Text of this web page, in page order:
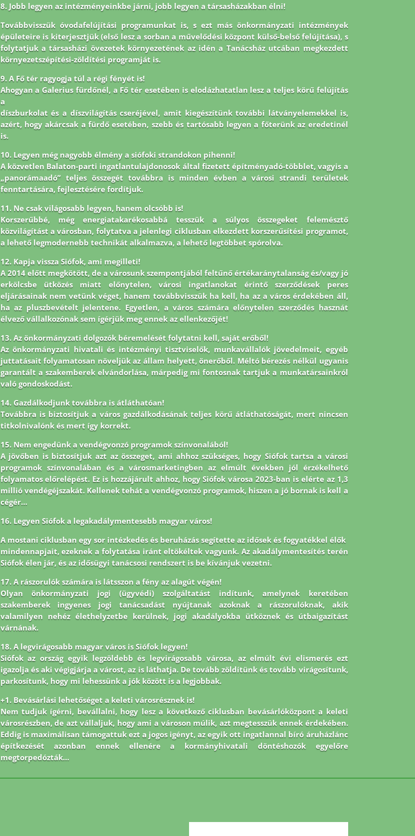
8. Jobb legyen az intézményeinkbe járni, jobb legyen a társasházakban élni!
Továbbvisszük óvodafelújítási programunkat is, s ezt más önkormányzati intézmények
épületeire is kiterjesztjük (első lesz a sorban a művelődési központ külső-belső felújítása), s
folytatjuk a társasházi övezetek környezetének az idén a Tanácsház utcában megkezdett
környezetszépítési-zöldítési programját is.
9. A Fő tér ragyogja túl a régi fényét is!
Ahogyan a Galerius fürdőnél, a Fő tér esetében is elodázhatatlan lesz a teljes körű felújítás
a
díszburkolat és a díszvilágítás cseréjével, amit kiegészítünk további látványelemekkel is,
azért, hogy akárcsak a fürdő esetében, szebb és tartósabb legyen a főterünk az eredetinél
is.
10. Legyen még nagyobb élmény a siófoki strandokon pihenni!
A közvetlen Balaton-parti ingatlantulajdonosok által fizetett építményadó-többlet, vagyis a
„panorámaadó” teljes összegét továbbra is minden évben a városi strandi területek
fenntartására, fejlesztésére fordítjuk.
11. Ne csak világosabb legyen, hanem olcsóbb is!
Korszerűbbé, még energiatakarékosabbá tesszük a súlyos összegeket felemésztő
közvilágítást a városban, folytatva a jelenlegi ciklusban elkezdett korszerűsítési programot,
a lehető legmodernebb technikát alkalmazva, a lehető legtöbbet spórolva.
12. Kapja vissza Siófok, ami megilleti!
A 2014 előtt megkötött, de a városunk szempontjából feltűnő értékaránytalanság és/vagy jó
erkölcsbe ütközés miatt előnytelen, városi ingatlanokat érintő szerződések peres
eljárásainak nem vetünk véget, hanem továbbvisszük ha kell, ha az a város érdekében áll,
ha az pluszbevételt jelentene. Egyetlen, a város számára előnytelen szerződés hasznát
élvező vállalkozónak sem ígérjük meg ennek az ellenkezőjét!
13. Az önkormányzati dolgozók béremelését folytatni kell, saját erőből!
Az önkormányzati hivatali és intézményi tisztviselők, munkavállalók jövedelmeit, egyéb
juttatásait folyamatosan növeljük az állam helyett, önerőből. Méltó bérezés nélkül ugyanis
garantált a szakemberek elvándorlása, márpedig mi fontosnak tartjuk a munkatársainkról
való gondoskodást.
14. Gazdálkodjunk továbbra is átláthatóan!
Továbbra is biztosítjuk a város gazdálkodásának teljes körű átláthatóságát, mert nincsen
titkolnivalónk és mert így korrekt.
15. Nem engedünk a vendégvonzó programok színvonalából!
A jövőben is biztosítjuk azt az összeget, ami ahhoz szükséges, hogy Siófok tartsa a városi
programok színvonalában és a városmarketingben az elmúlt években jól érzékelhető
folyamatos előrelépést. Ez is hozzájárult ahhoz, hogy Siófok városa 2023-ban is elérte az 1,3
millió vendégéjszakát. Kellenek tehát a vendégvonzó programok, hiszen a jó bornak is kell a
cégér…
16. Legyen Siófok a legakadálymentesebb magyar város!
A mostani ciklusban egy sor intézkedés és beruházás segítette az idősek és fogyatékkel élők
mindennapjait, ezeknek a folytatása iránt eltökéltek vagyunk. Az akadálymentesítés terén
Siófok élen jár, és az idősügyi tanácsosi rendszert is be kívánjuk vezetni.
17. A rászorulók számára is látsszon a fény az alagút végén!
Olyan önkormányzati jogi (ügyvédi) szolgáltatást indítunk, amelynek keretében
szakemberek ingyenes jogi tanácsadást nyújtanak azoknak a rászorulóknak, akik
valamilyen nehéz élethelyzetbe kerülnek, jogi akadályokba ütköznek és útbaigazítást
várnának.
18. A legvirágosabb magyar város is Siófok legyen!
Siófok az ország egyik legzöldebb és legvirágosabb városa, az elmúlt évi elismerés ezt
igazolja és aki végigjárja a várost, az is láthatja. De tovább zöldítünk és tovább virágosítunk,
parkosítunk, hogy mi lehessünk a jók között is a legjobbak.
+1. Bevásárlási lehetőséget a keleti városrésznek is!
Nem tudjuk ígérni, bevállalni, hogy lesz a következő ciklusban bevásárlóközpont a keleti
városrészben, de azt vállaljuk, hogy ami a városon múlik, azt megtesszük ennek érdekében.
Eddig is maximálisan támogattuk ezt a jogos igényt, az egyik ott ingatlannal bíró áruházlánc
építkezését azonban ennek ellenére a kormányhivatali döntéshozók egyelőre
megtorpedózták…